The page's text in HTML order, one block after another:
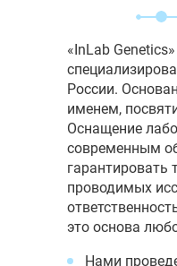
«InLab
России.
именем,
Оснащение
современным
гарантировать
проводимых
это основа
Нами